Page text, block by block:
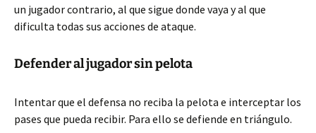
un jugador contrario, al que sigue donde vaya y al que
dificulta todas sus acciones de ataque.
Defender al jugador sin pelota
Intentar que el defensa no reciba la pelota e interceptar los
pases que pueda recibir. Para ello se defiende en triángulo.